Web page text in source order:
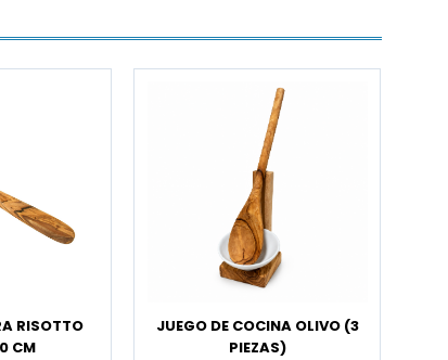
RISOTTO
CM
JUEGO DE COCINA OLIVO (3
PIEZAS)